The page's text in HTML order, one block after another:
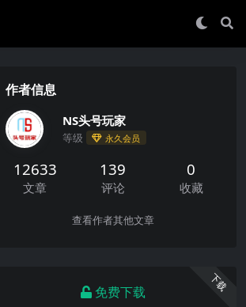
作者信息
NS头号玩家
等级 永久会员
12633
文章
139
评论
0
收藏
查看作者其他文章
下载
免费下载